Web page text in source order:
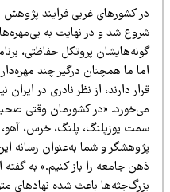
کشورهای غربی فرایند پژوهش
شد و در نهایت به بی‌مهره‌ها و
پروتکل حفاظتی،
ما همچنان درگیر چند مهره‌دار
دارند، از نظر نادری در ایران
«در کشورمان وقتی صحبت
یوزپلنگ، پلنگ، خرس، آهو،
و شما به‌عنوان رسانه این
جامعه را باز کنیم.» به گفته این
باعث شده نهادهای متولی